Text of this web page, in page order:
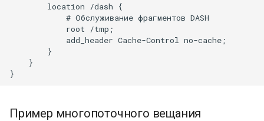
        location /dash {
            # Обслуживание фрагментов DASH
            root /tmp;
            add_header Cache-Control no-cache;
        }
    }
Пример многопоточного вещания